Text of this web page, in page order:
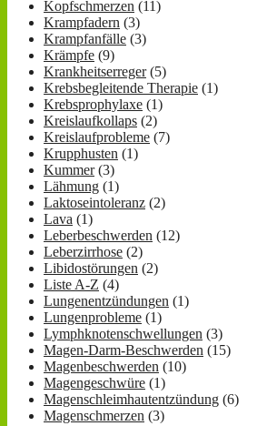
Kopfschmerzen (11)
Krampfadern (3)
Krampfanfälle (3)
Krämpfe (9)
Krankheitserreger(5)
Krebsbegleitende Therapie (1)
Krebsprophylaxe (1)
Kreislaufkollaps (2)
Kreislaufprobleme (7)
Krupphusten (1)
Kummer(3)
Lähmung (1)
Laktoseintoleranz (2)
Lava (1)
Leberbeschwerden (12)
Leberzirrhose (2)
Libidostörungen (2)
Liste A-Z (4)
Lungenentzündungen (1)
Lungenprobleme (1)
Lymphknotenschwellungen (3)
Magen-Darm-Beschwerden (15)
Magenbeschwerden (10)
Magengeschwüre (1)
Magenschleimhautentzündung (6)
Magenschmerzen (3)